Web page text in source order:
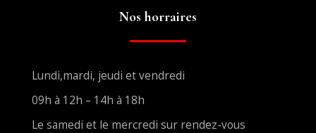
Nos horraires
Lundi,mardi, jeudi et vendredi
09h à 12h – 14h à 18h
Le samedi et le mercredi sur rendez-vous